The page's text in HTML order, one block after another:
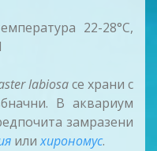
22-28°C,
labiosaсе храни с
В аквариум
замразени
илихирономус.